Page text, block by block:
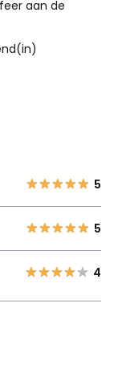
aan de
5
5
4